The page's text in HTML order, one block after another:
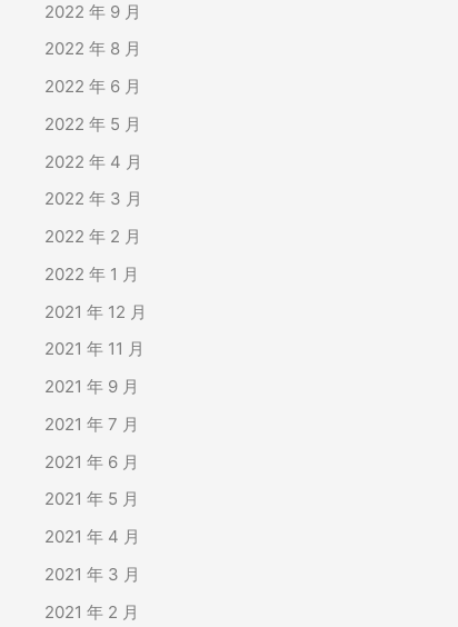
2022 年 9 月
2022 年 8 月
2022 年 6 月
2022 年 5 月
2022 年 4 月
2022 年 3 月
2022 年 2 月
2022 年 1 月
2021 年 12 月
2021 年 11 月
2021 年 9 月
2021 年 7 月
2021 年 6 月
2021 年 5 月
2021 年 4 月
2021 年 3 月
2021 年 2 月